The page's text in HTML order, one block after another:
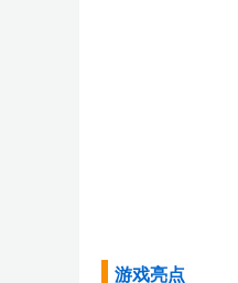
游戏亮点